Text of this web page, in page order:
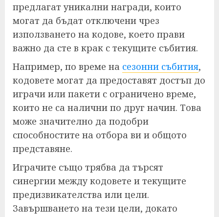
предлагат уникални награди, които
могат да бъдат отключени чрез
използването на кодове, което прави
важно да сте в крак с текущите събития.
Например, по време на сезонни събития,
кодовете могат да предоставят достъп до
играчи или пакети с ограничено време,
които не са налични по друг начин. Това
може значително да подобри
способностите на отбора ви и общото
представяне.
Играчите също трябва да търсят
синергии между кодовете и текущите
предизвикателства или цели.
Завършването на тези цели, докато